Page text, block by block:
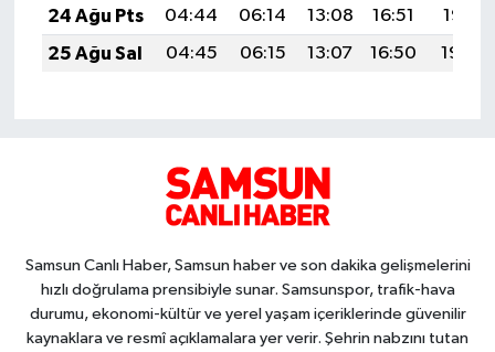
24 Ağu Pts
04:44 06:14 13:08 16:51
19:51
25 Ağu Sal
04:45 06:15 13:07 16:50 19:50
Samsun Canlı Haber, Samsun haber ve son dakika gelişmelerini
hızlı doğrulama prensibiyle sunar. Samsunspor, trafik-hava
durumu, ekonomi-kültür ve yerel yaşam içeriklerinde güvenilir
kaynaklara ve resmî açıklamalara yer verir. Şehrin nabzını tutan